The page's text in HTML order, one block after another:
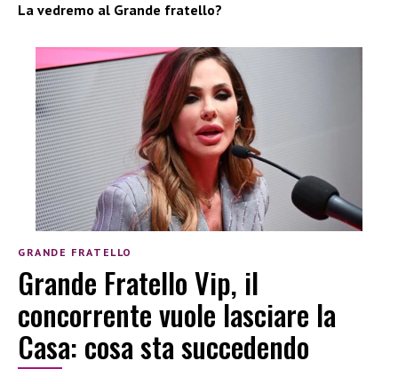
La vedremo al Grande fratello?
GRANDE FRATELLO
Grande Fratello Vip, il
concorrente vuole lasciare la
Casa: cosa sta succedendo